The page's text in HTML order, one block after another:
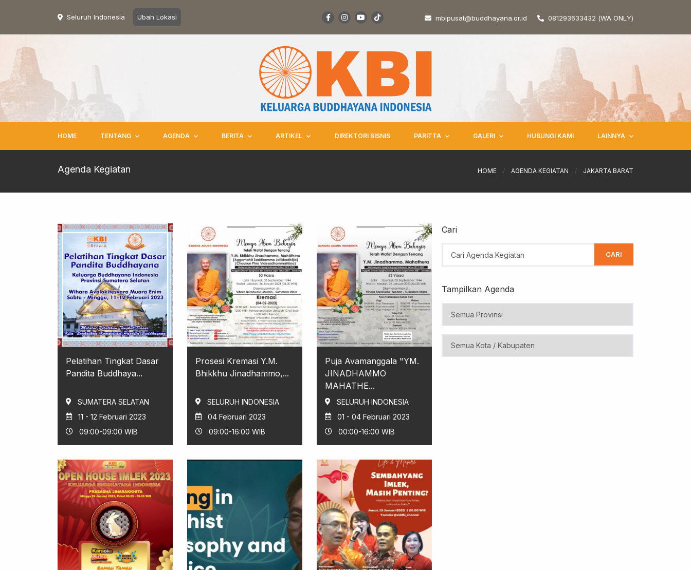
Seluruh Indonesia Ubah Lokasi mbipusat@buddhayana.or.id 081293633432 (WA ONLY)
HOME TENTANG AGENDA BERITA ARTIKEL DIREKTORI BISNIS PARITTA GALERI HUBUNGI KAMI LAINNYA
Agenda Kegiatan HOME / AGENDA KEGIATAN / JAKARTA BARAT
Pelatihan Tingkat Dasar
Pandita Buddhaya...
SUMATERA SELATAN
11 - 12 Februari 2023
09:00-09:00 WIB
Prosesi Kremasi Y.M.
Bhikkhu Jinadhammo,...
SELURUH INDONESIA
04 Februari 2023
09:00-16:00 WIB
Puja Avamanggala "YM.
JINADHAMMO
MAHATHE...
SELURUH INDONESIA
01 - 04 Februari 2023
00:00-16:00 WIB
Cari
CARI
Tampilkan Agenda